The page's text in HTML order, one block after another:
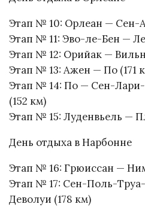
Этап № 10: Орлеан — Сен-
Этап № 11: Эво-ле-Бен —
Этап № 12: Орийак —
Этап № 13: Ажен — По (171
Этап № 14: По — Сен-
(152 км)
Этап № 15: Луденвьель —
День отдыха в Нарбонне
Этап № 16: Грюиссан —
Этап № 17: Сен-Поль-
Деволуи (178 км)